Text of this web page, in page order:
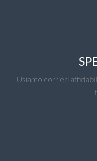
Usiamo corrieri